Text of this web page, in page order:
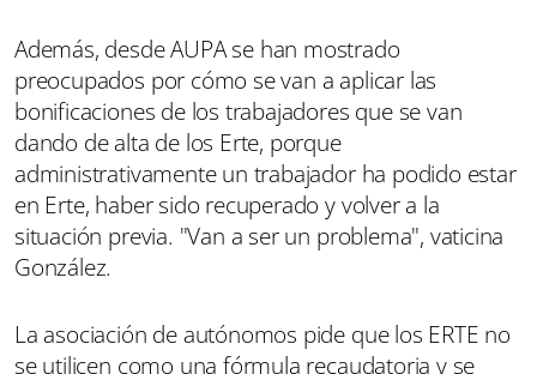
Además, desde AUPA se han mostrado
preocupados por cómo se van a aplicar las
bonificaciones de los trabajadores que se van
dando de alta de los Erte, porque
administrativamente un trabajador ha podido estar
en Erte, haber sido recuperado y volver a la
situación previa. "Van a ser un problema", vaticina
González.
La asociación de autónomos pide que los ERTE no
se utilicen como una fórmula recaudatoria y se